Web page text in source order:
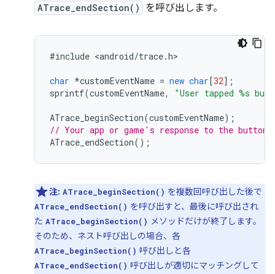
ATrace_endSection() を呼び出します。
#include <android/trace.h>
char *customEventName = new char[32];
sprintf(customEventName, "User tapped %s
ATrace_beginSection(customEventName);
// Your app or game's response to the button
ATrace_endSection();
注: ATrace_beginSection() を複数回呼び出した後で
ATrace_endSection() を呼び出すと、最後に呼び出され
た ATrace_beginSection() メソッドだけが終了します。
そのため、ネスト呼び出しの場合、各
ATrace_beginSection() 呼び出しと各
ATrace_endSection() 呼び出しが適切にマッチングして